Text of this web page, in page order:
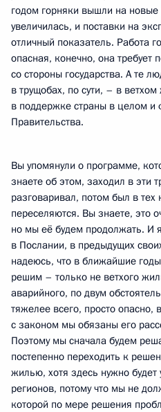
годом горняки вышли на
увеличилась, и поставки на
отличный показатель. Работа
опасная, конечно, она требует
со стороны государства. А те
в трущобах, по сути, – в
в поддержке страны в целом и
Правительства.
Вы упомянули о программе,
знаете об этом, заходил в эти
разговаривал, потом был в тех
переселяются. Вы знаете, это
но мы её будем продолжать. И
в Послании, в предыдущих
надеюсь, что в ближайшие
решим – только не ветхого
аварийного, по двум
тяжелее всего, просто опасно,
с законом мы обязаны его
Поэтому мы сначала будем
постепенно переходить к
жилью, хотя здесь нужно будет
регионов, потому что мы не
которой по мере решения